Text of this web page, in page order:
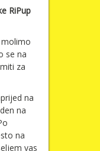
RiPup
molimo
se na
za
na
na
na
vas